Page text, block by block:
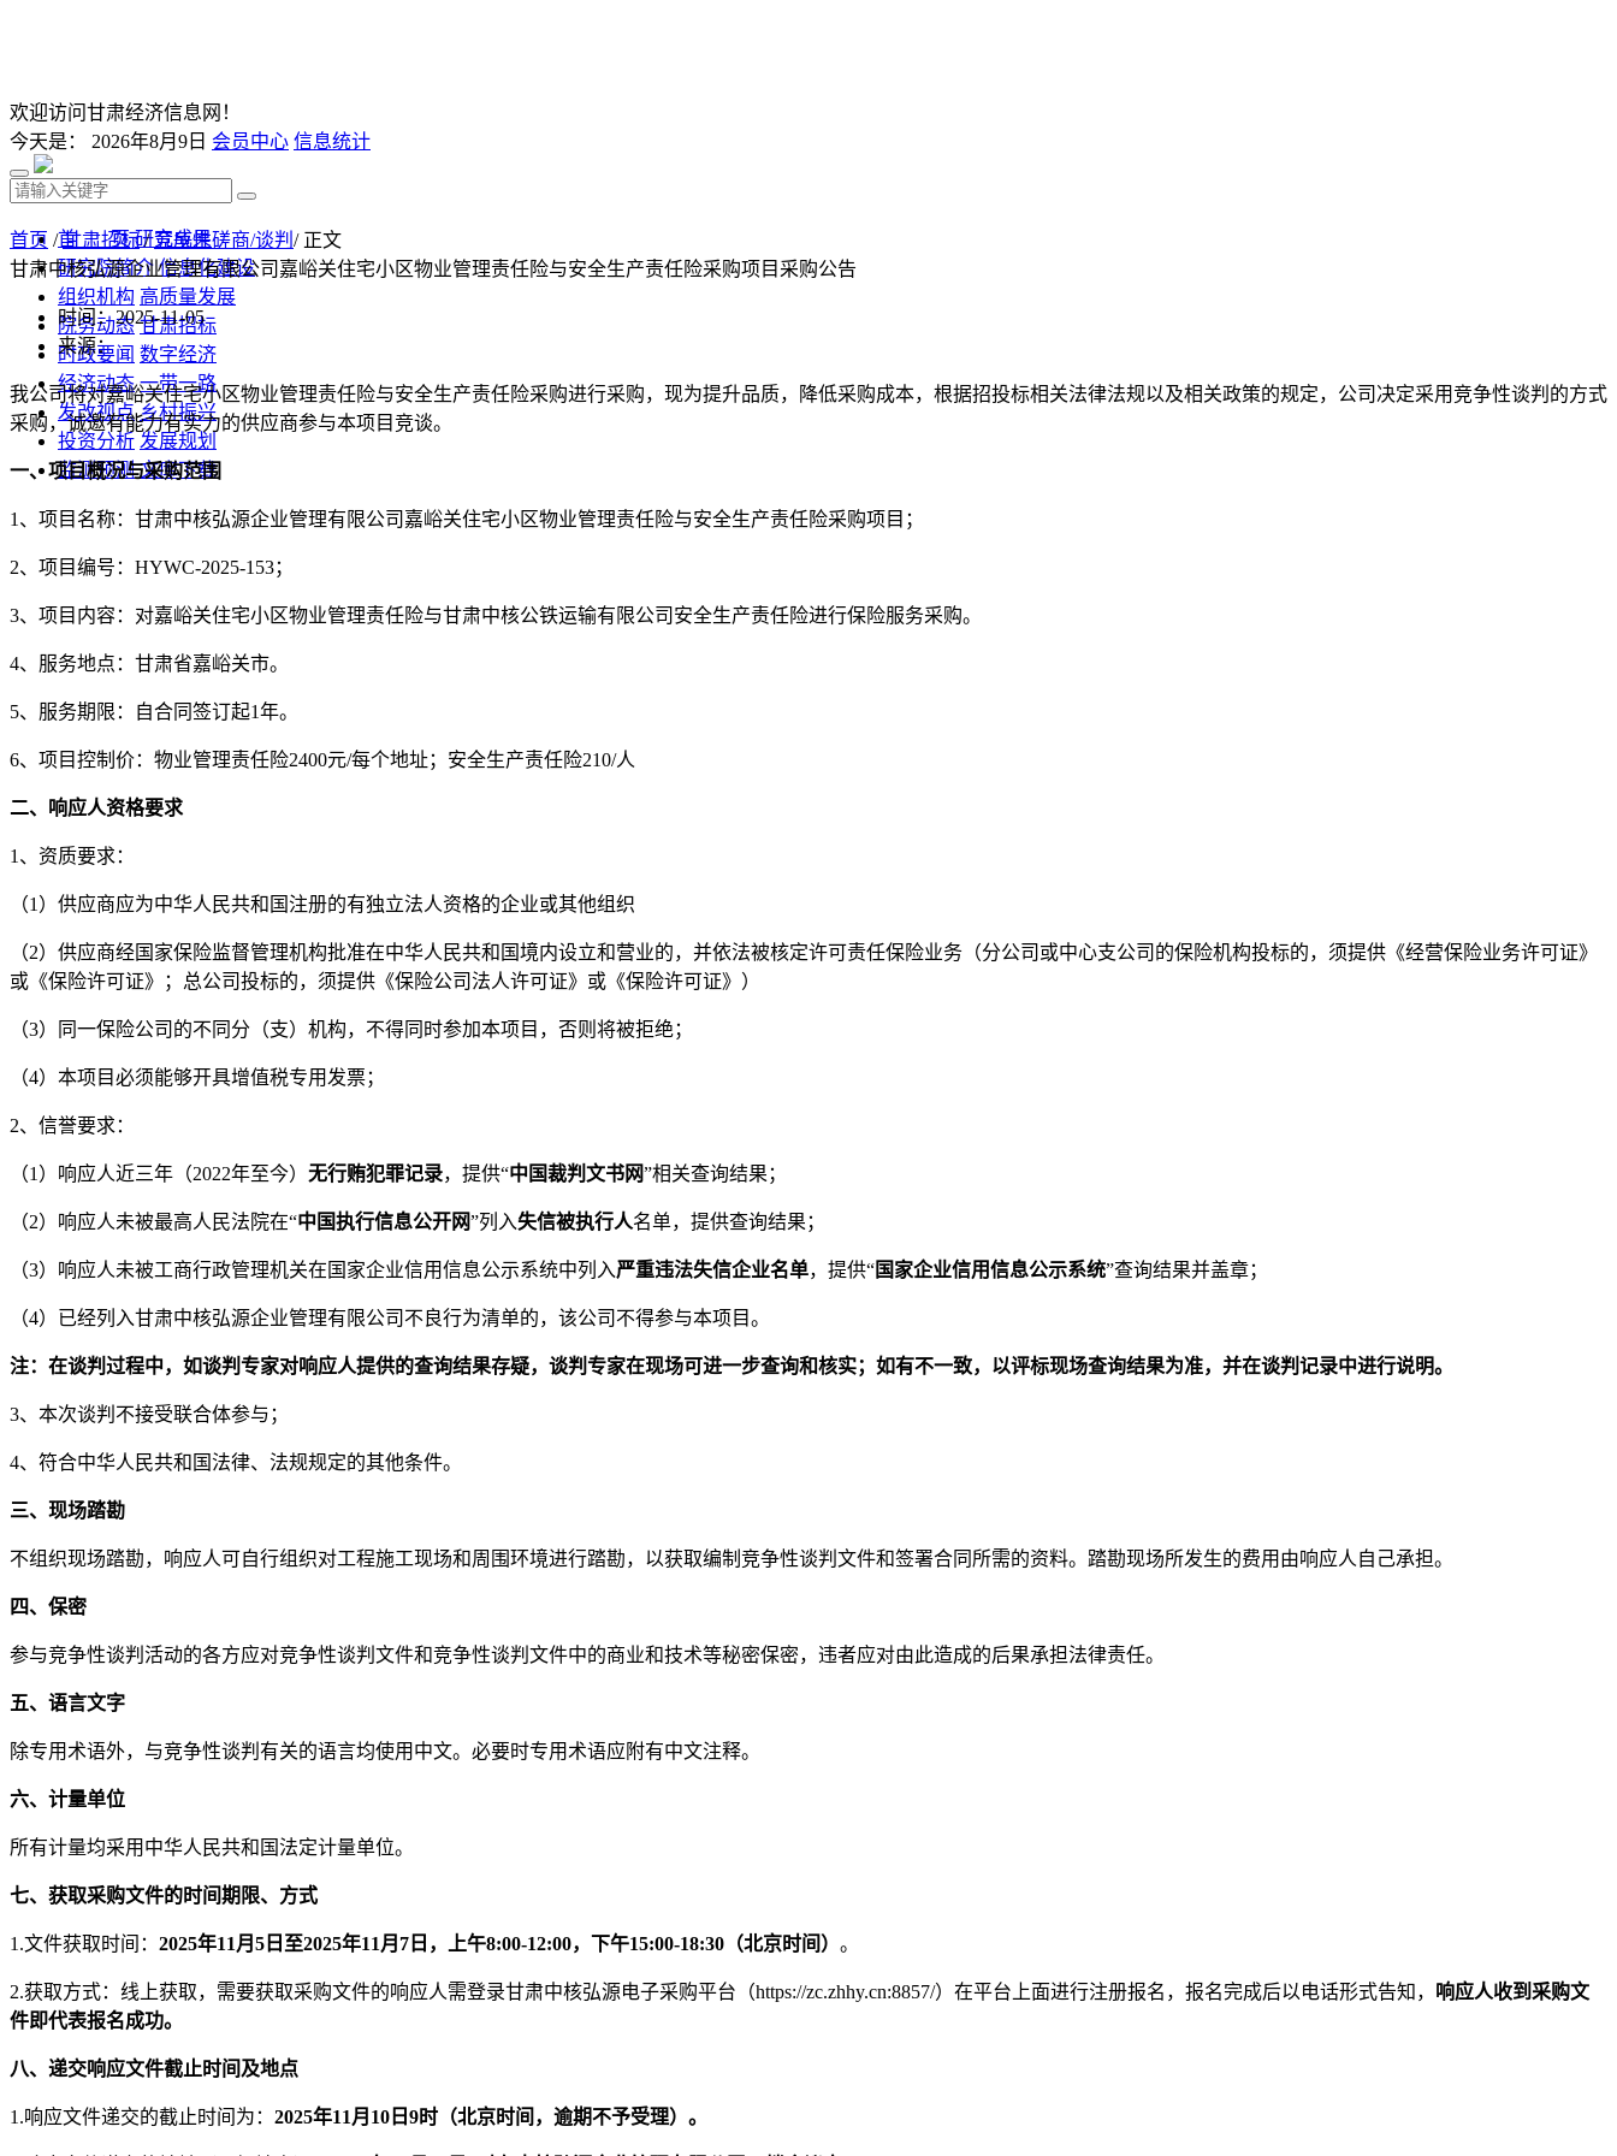
欢迎访问甘肃经济信息网！
今天是： 2026年8月9日 会员中心 信息统计
首 页 研究成果
研究院简介 信息化建设
组织机构 高质量发展
院务动态 甘肃招标
时政要闻 数字经济
经济动态 一带一路
发改视点 乡村振兴
投资分析 发展规划
监测预测 文库下载
首页 /甘肃招标/竞争性磋商/谈判 / 正文
甘肃中核弘源企业管理有限公司嘉峪关住宅小区物业管理责任险与安全生产责任险采购项目采购公告
时间：2025-11-05
来源：
我公司将对嘉峪关住宅小区物业管理责任险与安全生产责任险采购进行采购，现为提升品质， 降低采购成本，根据招投标相关法律法规以及相关政策的规定， 公司决定采用竞争性谈判 的方式
采购，诚邀有能力有实力的供应商参与本项目竞谈。
一、项目概况与采购范围
1 、项目 名称：甘肃中核弘源企业管理有限公司嘉峪关住宅小区物业管理责任险与安全生产责任险采购项目 ；
2、 项目编号： HYWC-2025-153；
3、项目内容：对嘉峪关住宅小区物业管理责任险与甘肃中核公铁运输有限公司 安全生产责任险进行保险服务采购。
4、服务地点： 甘肃省嘉峪关市。
5、服务期限：自合同签订起1年。
6、项目控制价： 物业管理责任险2400元/每个地址； 安全生产责任险210/人
二、响应人资格要求
1、资质要求：
（1 ）供应商应为中华人民共和国注册的有独立法人资格的企业或其他组织
（2）供应商经国家保险监督管理机构批准在中华人民共和国境内设立和营业的，并依法被核定许可责任保险业务（分公司或中心支公司的保险机构投标的，须提供《经营保险业务许可证》
或《保险许可证》；总公司投标的，须提供《保险公司法人许可证》或《保险许可证》）
（3）同一保险公司的不同分（支）机构，不得同时参加本项目，否则将被拒绝；
（4）本项目必须能够开具增值税专用发票；
2、 信誉要求：
（1 ） 响应人近三年（2022年至今） 无行贿犯罪记录，提供“中国裁判文书网”相关查询结果；
（2） 响应人未被最高人民法院在“中国执行信息公开网”列入失信被执行人名单，提供查询结果；
（3） 响应人未被工商行政管理机关在国家企业信用信息公示系统中列入严重违法失信企业名单，提供“国家企业信用信息公示系统”查询结果并盖章；
（4） 已经列入甘肃中核弘源企业管理有限公司 不良行为清单的， 该公司不得参与本项目。
注：在谈判 过程中，如谈判 专家对响应人提供的查询结果存疑， 谈判 专家在现场可进一步查询和核实；如有不一致，以评标现场查询结果为准，并在谈判记录中进行说明。
3、 本次谈判 不接受联合体参与 ；
4、 符合中华人民共和国法律、法规规定的其他条件。
三、现场踏勘
不组织现场踏勘，响应人可自行组织对工程施工现场和周围环境进行踏勘，以获取编制竞争性谈判文件和签署合同所需的资料。踏勘现场所发生的费用由响应人自己承担。
四、保密
参与竞争性谈判活动的各方应对竞争性谈判文件和竞争性谈判文件中的商业和技术等秘密保密，违者应对由此造成的后果承担法律责任。
五、语言文字
除专用术语外，与竞争性谈判有关的语言均使用中文。必要时专用术语应附有中文注释。
六、计量单位
所有计量均采用中华人民共和国法定计量单位。
七、获取采购文件的时间期限、方式
1.文件获取时间： 2025年11 月 5 日至2025年11月 7 日 ，上午8:00-12:00，下午15:00-18:30（北京时间） 。
2.获取方式：线上获取，需要获取采购文件的响应人需登录甘肃中核弘源电子采购平台 （https://zc.zhhy.cn:8857/）在平台上面进行注册报名，报名完成后以电话形式告知，
响应人收到采购文
件即代表报名成功。
八、递交响应文件截止时间及地点
1.响应文件递交的截止时间为： 2025年11 月 10 日 9时（北京时间，逾期不予受理）。